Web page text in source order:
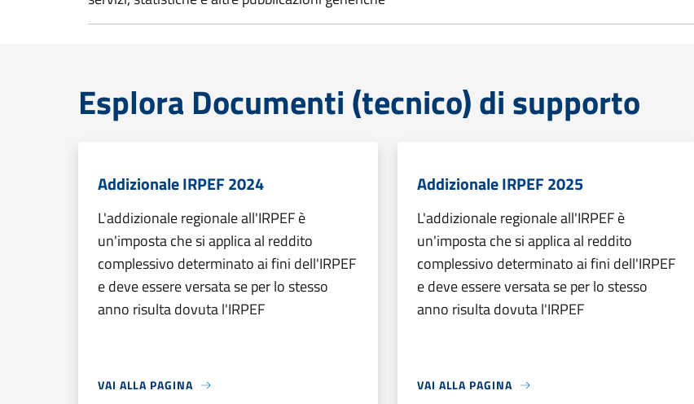
Esplora Documenti (tecnico) di supporto
Addizionale IRPEF 2024
L'addizionale regionale all'IRPEF è
un'imposta che si applica al reddito
complessivo determinato ai fini dell'IRPEF
e deve essere versata se per lo stesso
anno risulta dovuta l'IRPEF
VAI ALLA PAGINA
Addizionale IRPEF 2025
L'addizionale regionale all'IRPEF è
un'imposta che si applica al reddito
complessivo determinato ai fini dell'IRPEF
e deve essere versata se per lo stesso
anno risulta dovuta l'IRPEF
VAI ALLA PAGINA